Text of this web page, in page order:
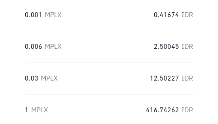
0.001 MPLX 0.41674 IDR
0.006 MPLX 2.50045 IDR
0.03 MPLX 12.50227 IDR
1 MPLX 416.74262 IDR